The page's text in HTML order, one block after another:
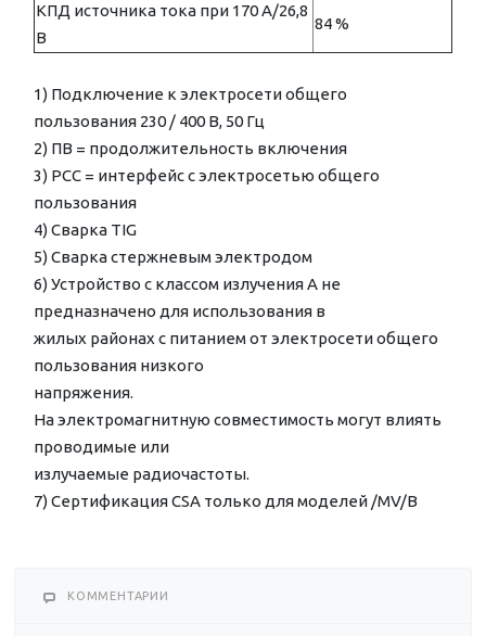
КПД источника тока при 170 А/26,8
В
84 %
1) Подключение к электросети общего
пользования 230 / 400 В, 50 Гц
2) ПВ = продолжительность включения
3) PCC = интерфейс c электросетью общего
пользования
4) Cварка TIG
5) Сварка стержневым электродом
6) Устройство с классом излучения А не
предназначено для использования в
жилых районах с питанием от электросети общего
пользования низкого
напряжения.
На электромагнитную совместимость могут влиять
проводимые или
излучаемые радиочастоты.
7) Сертификация CSA только для моделей /MV/B
КОММЕНТАРИИ